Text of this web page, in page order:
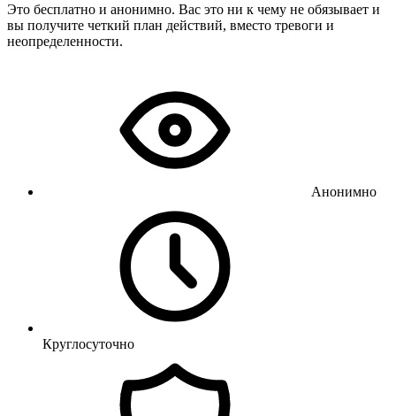
Это бесплатно и анонимно. Вас это ни к чему не обязывает и
вы получите четкий план действий, вместо тревоги и
неопределенности.
Анонимно
Круглосуточно